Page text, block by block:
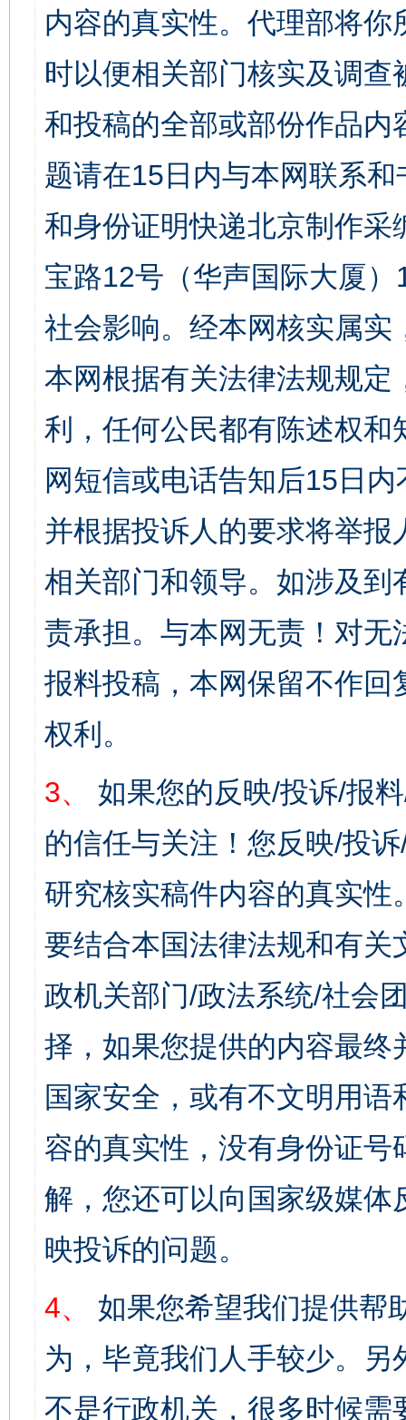
内容的真实性。代理部将
时以便相关部门核实及调
和投稿的全部或部份作品
题请在15日内与本网联系
和身份证明快递北京制作
宝路12号（华声国际大厦
社会影响。经本网核实属
本网根据有关法律法规规
利，任何公民都有陈述权
网短信或电话告知后15日
并根据投诉人的要求将举
相关部门和领导。如涉及
责承担。与本网无责！对
报料投稿，本网保留不作
权利。
3、
如果您的反映/投诉/报
的信任与关注！您反映/投
研究核实稿件内容的真实
要结合本国法律法规和有关
政机关部门/政法系统/社会
择，如果您提供的内容最
国家安全，或有不文明用
容的真实性，没有身份证
解，您还可以向国家级媒
映投诉的问题。
4、
如果您希望我们提供帮
为，毕竟我们人手较少。
不是行政机关，很多时候